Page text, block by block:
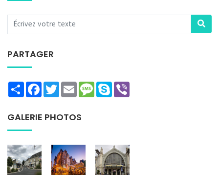
PARTAGER
ShareFacebookTwitterEmailMessage
Skype
GALERIE PHOTOS